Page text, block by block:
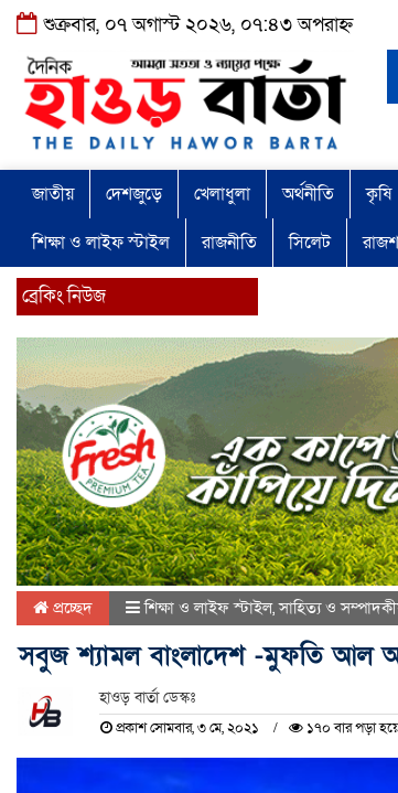
শুক্রবার, ০৭ অগাস্ট ২০২৬, ০৭:৪৩ অপরাহ্ন
জাতীয় দেশজুড়ে খেলাধুলা অর্থনীতি কৃষি
শিক্ষা ও লাইফ স্টাইল
রাজনীতি সিলেট
ব্রেকিং নিউজ
প্রচ্ছেদ শিক্ষা ও লাইফ স্টাইল,সাহিত্য ও
সবুজ শ্যামল বাংলাদেশ -মুফতি আল
হাওড় বার্তা ডেস্কঃ
প্রকাশ সোমবার, ৩ মে, ২০২১ ১৭০ বার পড়া